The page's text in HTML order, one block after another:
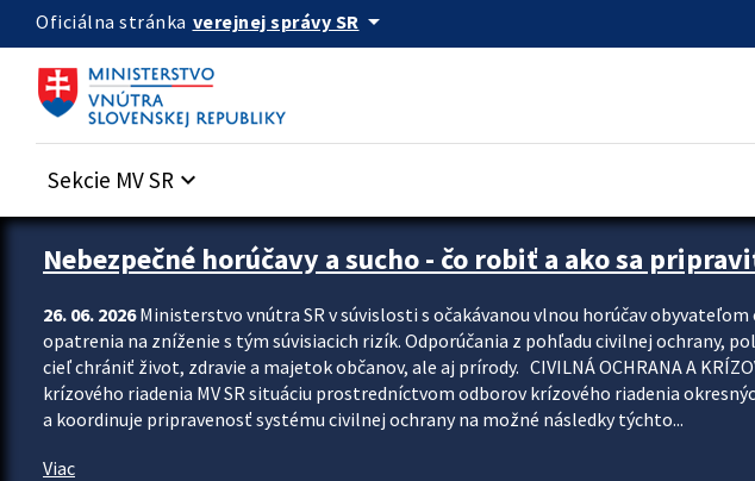
Preskocit na hlavný obsah
Oficiálna stránka verejnej správy SR arrow_drop_down
Sekcie MV SR keyboard_arrow_down
Zastavit automatický posun upútavok
Nebezpečné horúčavy a sucho - čo robiť a ako sa
26. 06. 2026Ministerstvo vnútra SR v súvislosti s očakávanou vlnou horúčav
opatrenia na zníženie s tým súvisiacich rizík. Odporúčania z pohľadu civilnej ochrany,
cieľ chrániť život, zdravie a majetok občanov, ale aj prírody. CIVILNÁ OCHRANA A
krízového riadenia MV SR situáciu prostredníctvom odborov krízového riadenia
a koordinuje pripravenosť systému civilnej ochrany na možné následky týchto...
Viac